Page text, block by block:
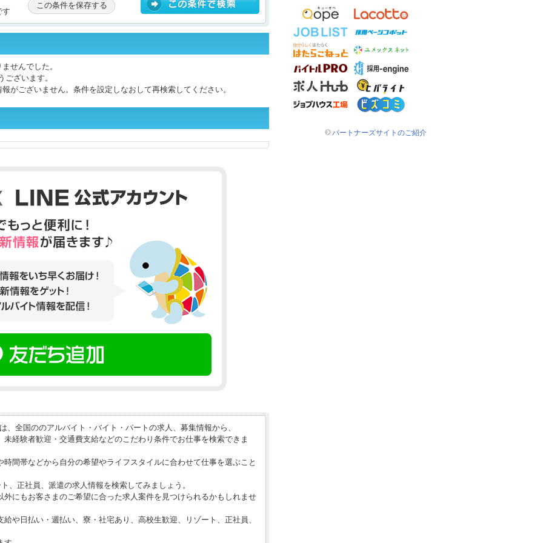
す
この条件を保存する
せんでした。
ざいます。
がございません。条件を設定しなおして再検索してください。
、全国ののアルバイト・バイト・パートの求人、募集情報から、
経験者歓迎・交通費支給などのこだわり条件でお仕事を検索できま
間帯などから自分の希望やライフスタイルに合わせて仕事を選ぶこと
、正社員、派遣の求人情報を検索してみましょう。
にもお客さまのご希望に合った求人案件を見つけられるかもしれませ
や日払い・週払い、寮・社宅あり、高校生歓迎、リゾート、正社員、
パートナーズサイトのご紹介